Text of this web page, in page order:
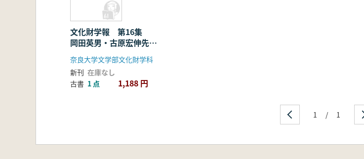
文化財学報 第16集
岡田英男・古原宏伸先生
送別紀念論集
奈良大学文学部文化財学科
新刊 在庫なし
古書 1 点 1,188 円
1 / 1